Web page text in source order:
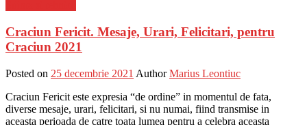
Craciun Fericit. Mesaje, Urari, Felicitari, pentru
Craciun 2021
Posted on 25 decembrie 2021 Author Marius Leontiuc
Craciun Fericit este expresia “de ordine” in momentul de fata,
diverse mesaje, urari, felicitari, si nu numai, fiind transmise in
aceasta perioada de catre toata lumea pentru a celebra aceasta